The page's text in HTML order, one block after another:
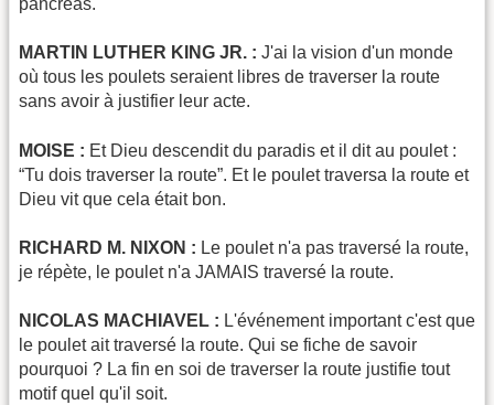
MARTIN LUTHER KING JR. : J'ai la vision d'un monde
où tous les poulets seraient libres de traverser la route
sans avoir à justifier leur acte.
MOISE : Et Dieu descendit du paradis et il dit au poulet :
“Tu dois traverser la route”. Et le poulet traversa la route et
Dieu vit que cela était bon.
RICHARD M. NIXON : Le poulet n'a pas traversé la route,
je répète, le poulet n'a JAMAIS traversé la route.
NICOLAS MACHIAVEL : L'événement important c'est que
le poulet ait traversé la route. Qui se fiche de savoir
pourquoi ? La fin en soi de traverser la route justifie tout
motif quel qu'il soit.